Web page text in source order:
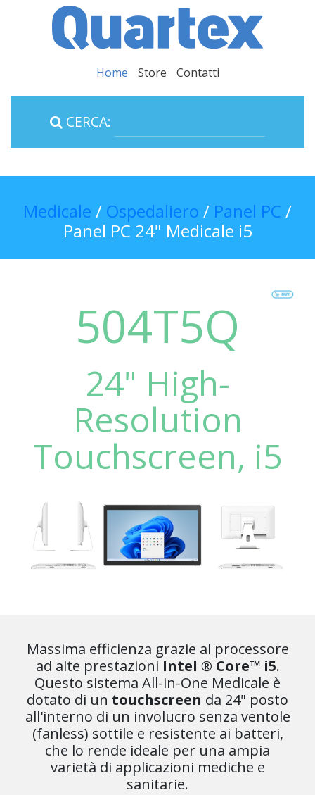
Home Store Contatti
CERCA:
Medicale / Ospedaliero / Panel PC /
Panel PC 24" Medicale i5
504T5Q
24" High-
Resolution
Touchscreen, i5
Massima efficienza grazie al processore
ad alte prestazioni Intel ® Core™ i5.
Questo sistema All-in-One Medicale è
dotato di un touchscreen da 24" posto
all'interno di un involucro senza ventole
(fanless) sottile e resistente ai batteri,
che lo rende ideale per una ampia
varietà di applicazioni mediche e
sanitarie.